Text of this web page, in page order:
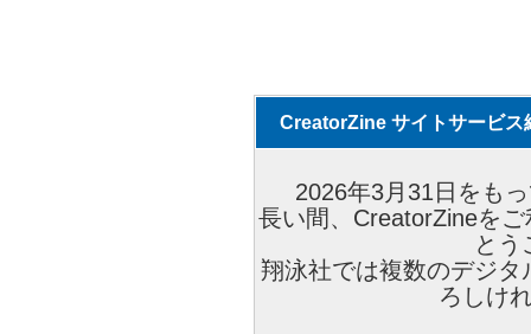
CreatorZine サイトサービス
2026年3月31日をも
長い間、CreatorZineを
とう
翔泳社では複数のデジ
ろしけ